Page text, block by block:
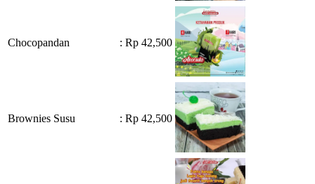
Chocopandan : Rp 42,500
Brownies Susu : Rp 42,500